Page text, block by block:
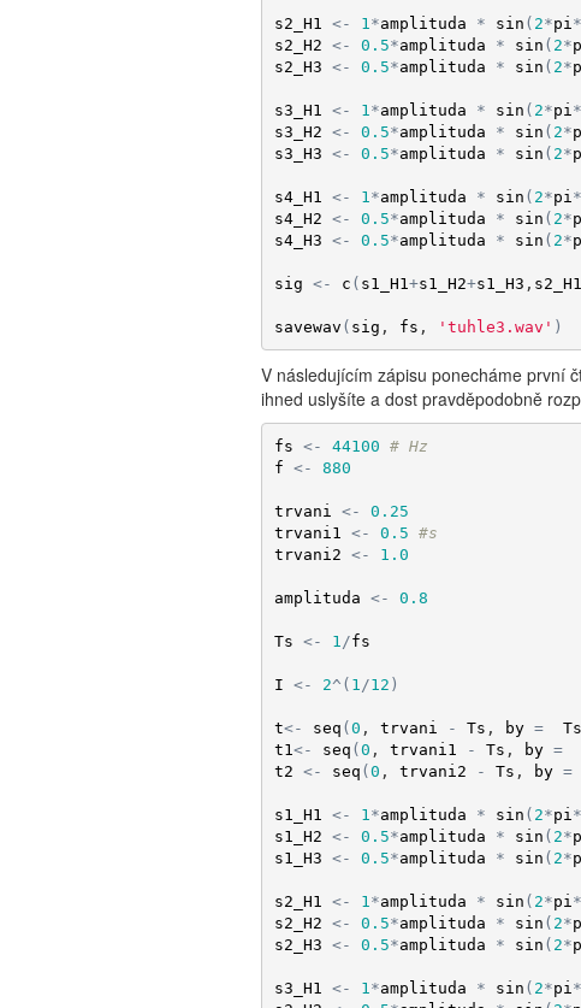
s2_H1 <- 1 *amplituda * sin ( 2*pi *
s2_H2 <- 0.5*amplituda * sin ( 2*
s2_H3 <- 0.5*amplituda * sin ( 2*
s3_H1 <- 1 *amplituda * sin ( 2*pi *
s3_H2 <- 0.5*amplituda * sin ( 2*
s3_H3 <- 0.5*amplituda * sin ( 2*
s4_H1 <- 1 *amplituda * sin ( 2*pi *
s4_H2 <- 0.5*amplituda * sin ( 2*
s4_H3 <- 0.5*amplituda * sin ( 2*
sig <- c ( s1_H1 +s1_H2+s1_H3 , s2_H1
savewav ( sig , fs , 'tuhle3.wav' )
V následujícím zápisu ponecháme první
ihned uslyšíte a dost pravděpodobně
fs <- 44100 # Hz
f <- 880
trvani <-
0.25
trvani1
<- 0.5 #s
trvani2 <- 1.0
amplituda <- 0.8
Ts <- 1 /fs
I <- 2^ ( 1 /12 )
t<- seq (0 , trvani - Ts , by = Ts
t1 <- seq (0 , trvani1 - Ts , by =
t2 <- seq (0 , trvani2 - Ts , by =
s1_H1 <- 1 *amplituda * sin ( 2*pi *
s1_H2 <- 0.5*amplituda * sin ( 2*
s1_H3 <- 0.5*amplituda * sin ( 2*
s2_H1 <- 1 *amplituda * sin ( 2*pi *
s2_H2 <- 0.5*amplituda * sin ( 2*
s2_H3 <- 0.5*amplituda * sin ( 2*
s3_H1 <- 1 *amplituda * sin ( 2*pi *